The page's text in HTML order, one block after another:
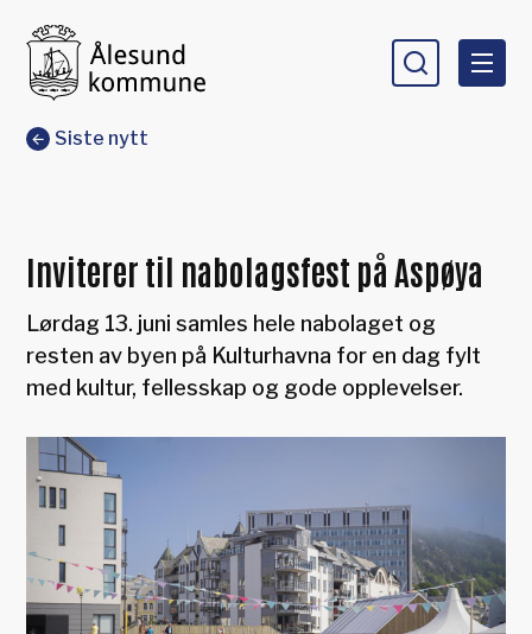
Du er her:
Siste nytt
Inviterer til nabolagsfest på Aspøya
Lørdag 13. juni samles hele nabolaget og
resten av byen på Kulturhavna for en dag fylt
med kultur, fellesskap og gode opplevelser.